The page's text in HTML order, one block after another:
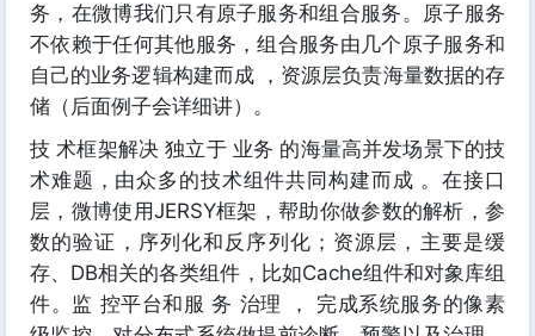
务，在微博我们只有原子服务和组合服务。原子服务
不依赖于任何其他服务，组合服务由几个原子服务和
自己的业务逻辑构建而成 ，资源层负责海量数据的存
储（后面例子会详细讲）。
技 术框架解决 独立于 业务 的海量高并发场景下的技
术难题，由众多的技术组件共同构建而成 。在接口
层，微博使用JERSY框架，帮助你做参数的解析，参
数的验证，序列化和反序列化；资源层，主要是缓
存、DB相关的各类组件，比如Cache组件和对象库组
件。监 控平台和服 务 治理 ， 完成系统服务的像素